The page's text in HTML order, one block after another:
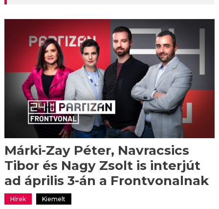
Márki-Zay Péter, Navracsics
Tibor és Nagy Zsolt is interjút
ad április 3-án a Frontvonalnak
Hírek Kiemelt